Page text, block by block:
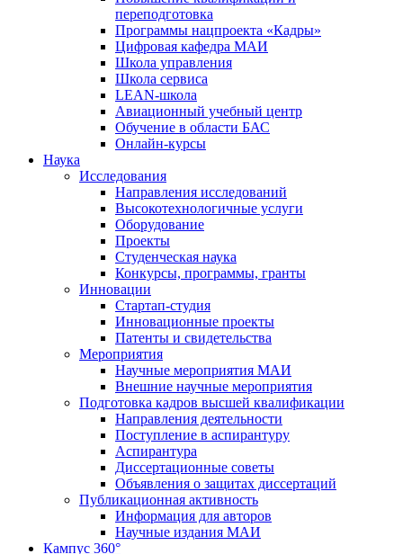
переподготовка
Программы нацпроекта «Кадры»
Цифровая кафедра МАИ
Школа управления
Школа сервиса
LEAN-школа
Авиационный учебный центр
Обучение в области БАС
Онлайн-курсы
Наука
Исследования
Направления исследований
Высокотехнологичные услуги
Оборудование
Проекты
Студенческая наука
Конкурсы, программы, гранты
Инновации
Стартап-студия
Инновационные проекты
Патенты и свидетельства
Мероприятия
Научные мероприятия МАИ
Внешние научные мероприятия
Подготовка кадров высшей квалификации
Направления деятельности
Поступление в аспирантуру
Аспирантура
Диссертационные советы
Объявления о защитах диссертаций
Публикационная активность
Информация для авторов
Научные издания МАИ
Кампус 360°